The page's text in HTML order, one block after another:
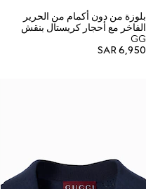
بلوزة من دون أكمام من الحرير
الفاخر مع أحجار كريستال بنقش
GG
SAR 6,950